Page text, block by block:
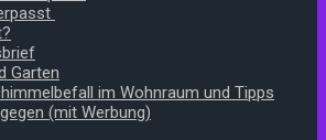
Garten
im Wohnraum und Tipps
(mit Werbung)